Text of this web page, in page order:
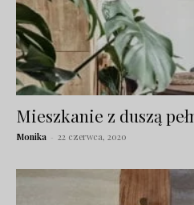
Mieszkanie z duszą
Monika - 22 czerwca, 2020